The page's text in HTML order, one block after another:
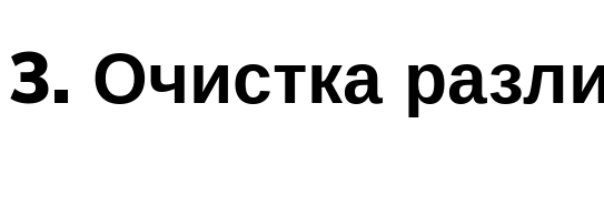
3. Очистка